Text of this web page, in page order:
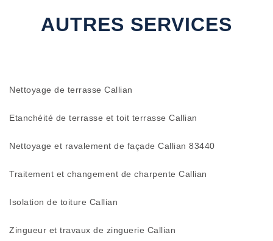
AUTRES SERVICES
Nettoyage de terrasse Callian
Etanchéité de terrasse et toit terrasse Callian
Nettoyage et ravalement de façade Callian 83440
Traitement et changement de charpente Callian
Isolation de toiture Callian
Zingueur et travaux de zinguerie Callian